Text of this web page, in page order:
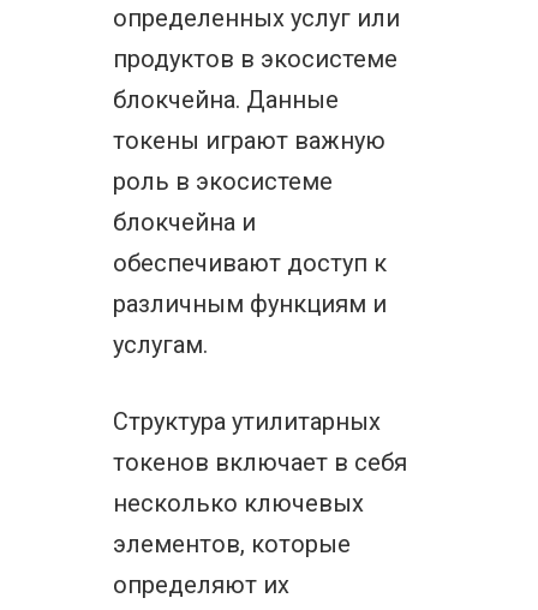
определенных услуг или
продуктов в экосистеме
блокчейна. Данные
токены играют важную
роль в экосистеме
блокчейна и
обеспечивают доступ к
различным функциям и
услугам.
Структура утилитарных
токенов включает в себя
несколько ключевых
элементов, которые
определяют их